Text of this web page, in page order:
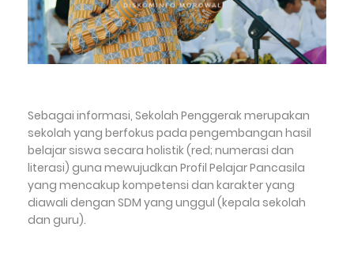
Sebagai informasi, Sekolah Penggerak merupakan
sekolah yang berfokus pada pengembangan hasil
belajar siswa secara holistik (red; numerasi dan
literasi) guna mewujudkan Profil Pelajar Pancasila
yang mencakup kompetensi dan karakter yang
diawali dengan SDM yang unggul (kepala sekolah
dan guru).